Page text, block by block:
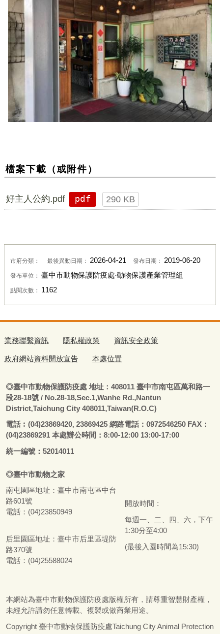
檔案下載（或附件）
好主人公約.pdf pdf 290 KB
市府分類： 最後異動日期： 2026-04-21 發布日期： 2019-06-20
發布單位： 臺中市動物保護防疫處‧動物保護產業管理組
點閱次數： 1162
業務聯繫資訊 隱私權政策 資訊安全政策
政府網站資料開放宣告 本處位置
◎臺中市動物保護防疫處地址：408011 臺中市南屯區萬和路一
段28-18號 / No.28-18,Sec.1,Wanhe Rd.,Nantun
District,Taichung City 408011,Taiwan(R.O.C)
電話︰ (04)23869420, 23869425 網路電話：0972546250 FAX：
(04)23869291 本處辦公時間：8:00-12:00 13:00-17:00
統一編號：52014011
◎臺中市動物之家
南屯園區地址： 臺中市南屯區中台
路601號
電話：(04)23850949
后里園區地址： 臺中市后里區堤防
路370號
電話：(04)25588024
開放時間：
每週一、二、四、六，下午
1:30分至4:00
(最後入園時間為15:30)
本網站為臺中市動物保護防疫處版權所有，請尊重智慧財產權，
未經允許請勿任意轉載、複製或做商業用途。
Copyright 臺中市動物保護防疫處Taichung City Animal Protection